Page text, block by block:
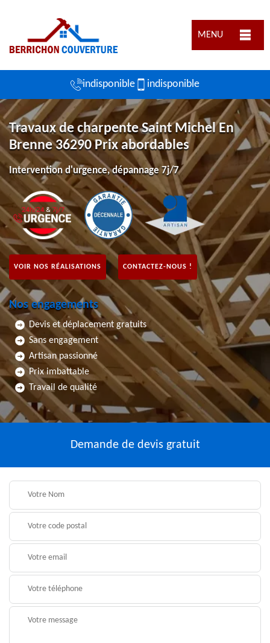
MENU
indisponible indisponible
Travaux de charpente Saint Michel En
Brenne 36290 Prix abordables
Intervention d'urgence, dépannage 7j/7
VOIR NOS RÉALISATIONS CONTACTEZ-NOUS !
Nos engagements
Devis et déplacement gratuits
Sans engagement
Artisan passionné
Prix imbattable
Travail de qualité
Demande de devis gratuit